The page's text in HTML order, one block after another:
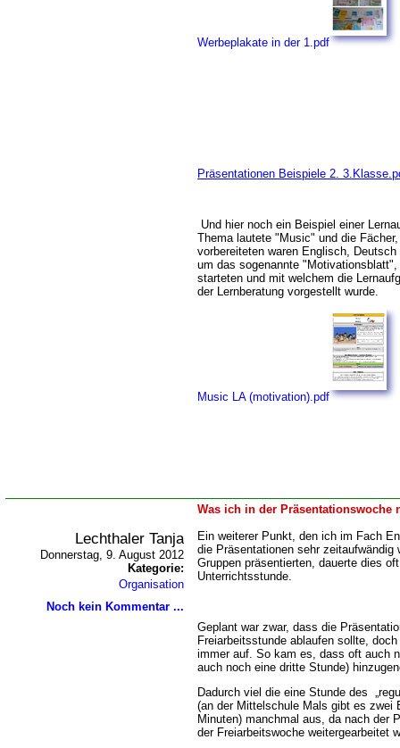
Werbeplakate in der 1.pdf
Präsentationen Beispiele 2.
Und hier noch ein Beispiel einer
Thema lautete "Music" und die
vorbereiteten waren Englisch,
um das sogenannte
starteten und mit welchem die
der Lernberatung vorgestellt wurde.
Music LA (motivation).pdf
Was ich in der Präsentationswoche
Lechthaler Tanja
Donnerstag, 9. August 2012
Kategorie:
Organisation
Noch kein Kommentar ...
Ein weiterer Punkt, den ich im Fach
die Präsentationen sehr zeitaufwändig
Gruppen präsentierten, dauerte dies
Unterrichtsstunde.
Geplant war zwar, dass die
Freiarbeitsstunde ablaufen sollte,
immer auf. So kam es, dass oft auch
auch noch eine dritte Stunde)
Dadurch viel die eine Stunde des
(an der Mittelschule Mals gibt es zwei
Minuten) manchmal aus, da nach der
der Freiarbeitswoche weitergearbeitet